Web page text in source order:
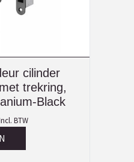
cilinder
trekring,
Black
BTW